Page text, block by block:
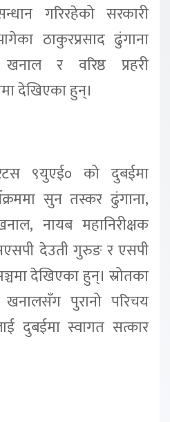
गरिरहेको सरकारी
ठाकुरप्रसाद ढुंगाना
खनाल र वरिष्ठ प्रहरी
देखिएका हुन्।
९युएई० को दुबईमा
सुन तस्कर ढुंगाना,
नायब महानिरीक्षक
देउती गुरुङ र एसपी
देखिएका हुन्। स्रोतका
खनालसँग पुरानो परिचय
दुबईमा स्वागत सत्कार